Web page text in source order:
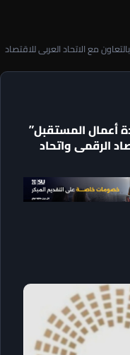
مع الاتحاد العربى للاقتصاد
أعمال المستقبل”
الرقمى واتحاد